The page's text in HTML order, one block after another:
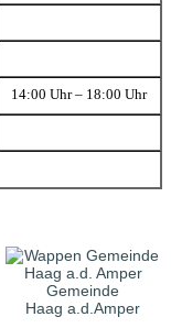
14:00 Uhr – 18:00 Uhr
Gemeinde
Haag a.d.Amper